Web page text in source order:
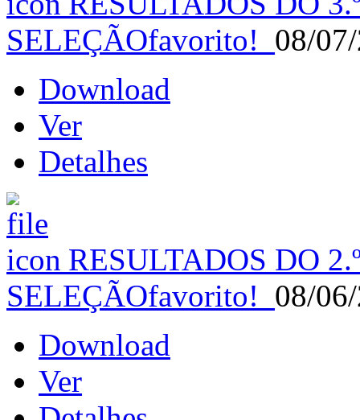
SELEÇÃOfavorito! 08/
Download
Ver
Detalhes
RESULTADOS DO
SELEÇÃOfavorito! 08/
Download
Ver